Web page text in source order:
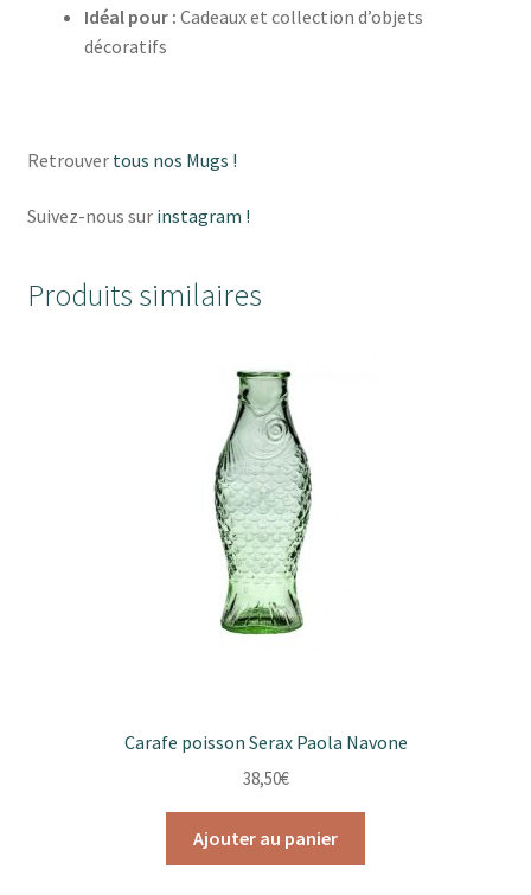
Idéal pour : Cadeaux et collection d’objets
décoratifs
Retrouvertous nos Mugs !
Suivez-nous surinstagram !
Produits similaires
Carafe poisson Serax Paola Navone
38,50€
Ajouter au panier